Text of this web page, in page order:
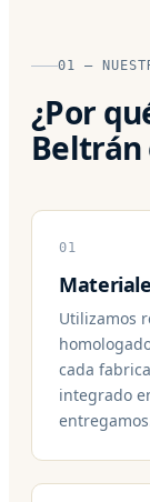
01 —
¿Por
Beltrán
01
Utilizamos
cada
integrado